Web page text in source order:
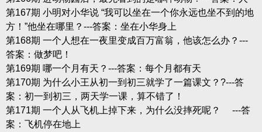
第167期 小明对小华说 “我可以坐在一个你永远也坐不到的地
方！”他坐在哪里？---答案：坐在小华身上
第168期 一个人想在一夜里变成百万富翁，他该怎么办？---
答案：做梦吧！
第169期 哪一个月有天？---答案：每个月都有天
第170期 为什么小王从初一到初三就学了一篇课文？?---答
案：初一到初三，两天学一课，算不错了！
第171期 一个人从飞机上掉下来，为什么没摔死呢？ ---答
案：飞机停在地上